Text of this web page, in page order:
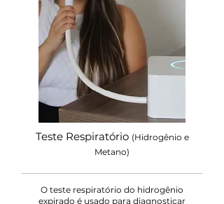
Teste Respiratório (Hidrogênio e
Metano)
O teste respiratório do hidrogênio
expirado é usado para diagnosticar